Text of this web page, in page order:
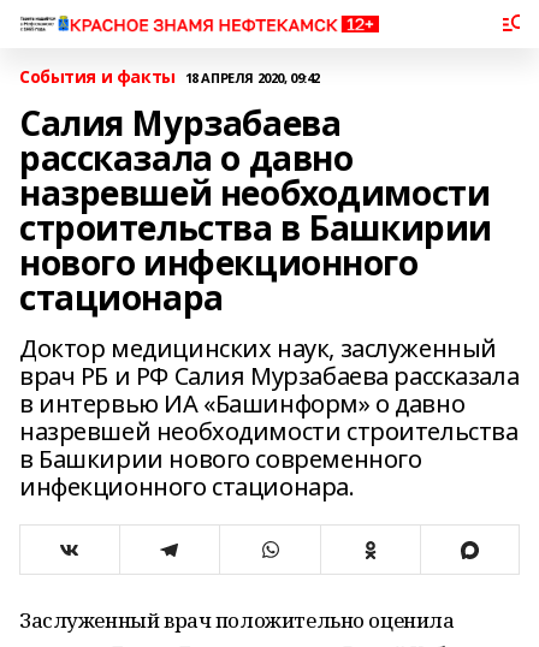
События и факты 18 АПРЕЛЯ 2020, 09:42
Салия Мурзабаева
рассказала о давно
назревшей необходимости
строительства в Башкирии
нового инфекционного
стационара
Доктор медицинских наук, заслуженный
врач РБ и РФ Салия Мурзабаева рассказала
в интервью ИА «Башинформ» о давно
назревшей необходимости строительства
в Башкирии нового современного
инфекционного стационара.
Заслуженный врач положительно оценила